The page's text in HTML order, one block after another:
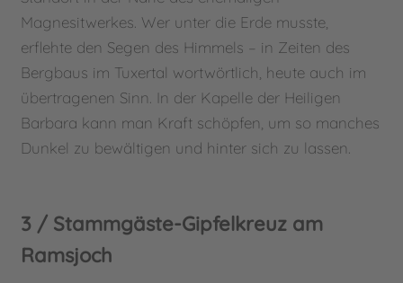
Magnesitwerkes. Wer unter die Erde musste,
erflehte den Segen des Himmels – in Zeiten des
Bergbaus im Tuxertal wortwörtlich, heute auch im
übertragenen Sinn. In der Kapelle der Heiligen
Barbara kann man Kraft schöpfen, um so manches
Dunkel zu bewältigen und hinter sich zu lassen.
3 / Stammgäste-Gipfelkreuz am
Ramsjoch